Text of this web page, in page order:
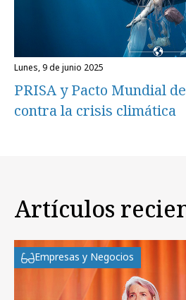
lunes, 9 de junio 2025
PRISA y Pacto Mundial
contra la crisis climática
Artículos
Empresas y Negocios